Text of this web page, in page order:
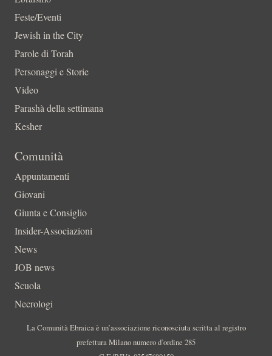
Feste/Eventi
Jewish in the City
Parole di Torah
Personaggi e Storie
Video
Parashà della settimana
Kesher
Comunità
Appuntamenti
Giovani
Giunta e Consiglio
Insider-Associazioni
News
JOB news
Scuola
Necrologi
La Comunità Ebraica è un’associazione riconosciuta scritta al registro
prefettura Milano numero d’ordine 285